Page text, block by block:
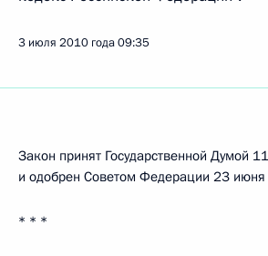
3 июля 2010 года09:35
Закон принят Государственной Думой
и одобрен Советом Федерации 23
* * *